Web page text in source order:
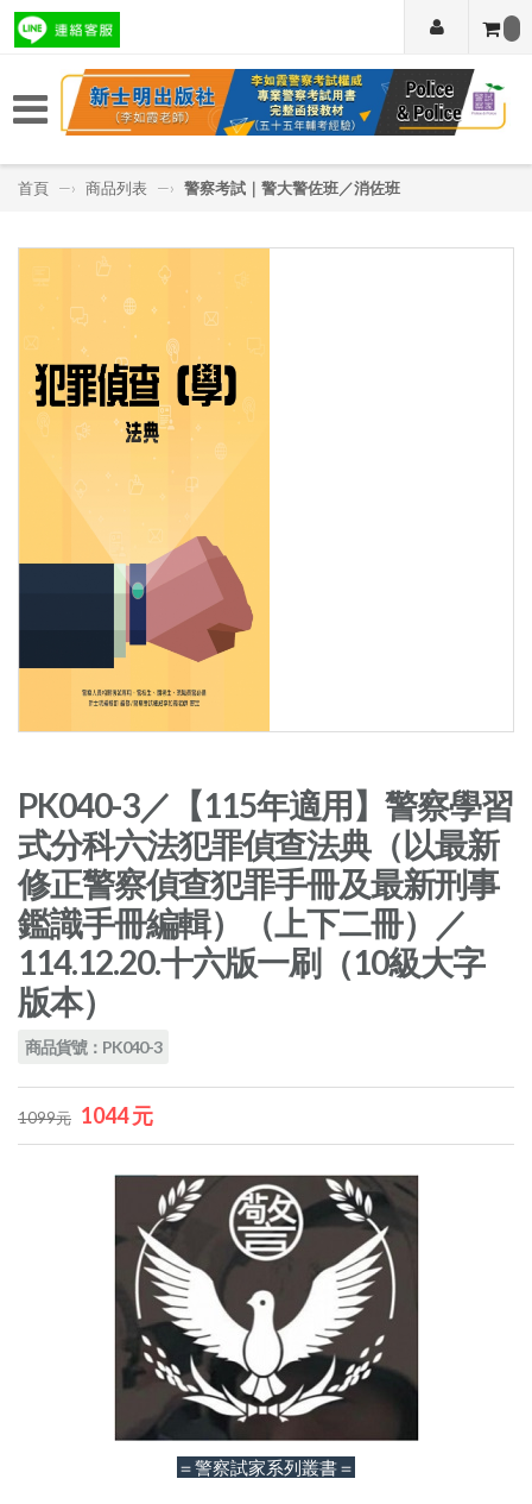
首頁 —› 商品列表 —› 警察考試｜警大警佐班／消佐班
PK040-3／【115年適用】警察學習
式分科六法犯罪偵查法典（以最新
修正警察偵查犯罪手冊及最新刑事
鑑識手冊編輯）（上下二冊）／
114.12.20.十六版一刷（10級大字
版本）
商品貨號：PK040-3
1099元 1044 元
＝警察試家系列叢書＝